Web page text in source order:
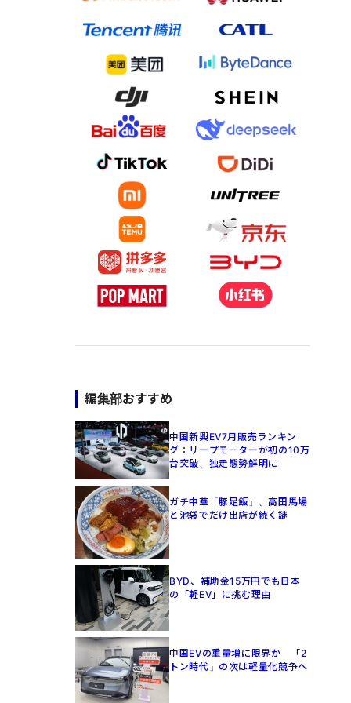
編集部おすすめ
中国新興EV7月販売ランキン
グ：リープモーターが初の10万
台突破、独走態勢鮮明に
ガチ中華「豚足飯」、高田馬場
と池袋でだけ出店が続く謎
BYD、補助金15万円でも日本
の「軽EV」に挑む理由
中国EVの重量増に限界か 「2
トン時代」の次は軽量化競争へ